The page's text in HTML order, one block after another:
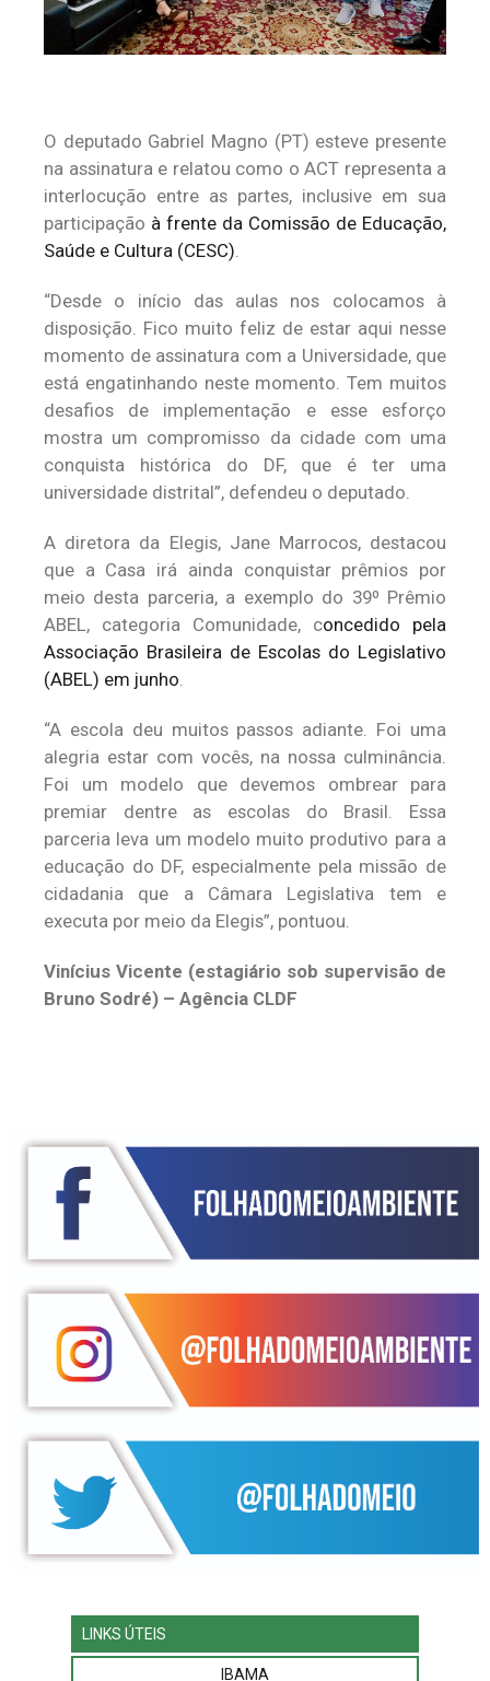
O deputado Gabriel Magno (PT) esteve presente
na assinatura e relatou como o ACT representa a
interlocução entre as partes, inclusive em sua
participação à frente da Comissão de Educação,
Saúde e Cultura (CESC)
“Desde o início das aulas nos colocamos à
disposição. Fico muito feliz de estar aqui nesse
momento de assinatura com a Universidade, que
está engatinhando neste momento. Tem muitos
desafios de implementação e esse esforço
mostra um compromisso da cidade com uma
conquista histórica do DF, que é ter uma
universidade distrital”, defendeu o deputado.
A diretora da Elegis, Jane Marrocos, destacou
que a Casa irá ainda conquistar prêmios por
meio desta parceria, a exemplo do 39º Prêmio
ABEL, categoria Comunidade, concedido pela
Associação Brasileira de Escolas do Legislativo
(ABEL) em junho
“A escola deu muitos passos adiante. Foi uma
alegria estar com vocês, na nossa culminância.
Foi um modelo que devemos ombrear para
premiar dentre as escolas do Brasil. Essa
parceria leva um modelo muito produtivo para a
educação do DF, especialmente pela missão de
cidadania que a Câmara Legislativa tem e
executa por meio da Elegis”, pontuou.
Vinícius Vicente (estagiário sob supervisão de
Bruno Sodré) – Agência CLDF
LINKS ÚTEIS
IBAMA